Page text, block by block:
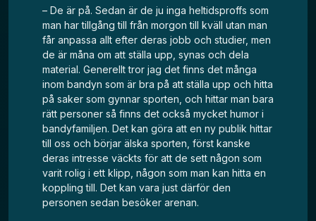
– De är på. Sedan är de ju inga heltidsproffs som
man har tillgång till från morgon till kväll utan man
får anpassa allt efter deras jobb och studier, men
de är måna om att ställa upp, synas och dela
material. Generellt tror jag det finns det många
inom bandyn som är bra på att ställa upp och hitta
på saker som gynnar sporten, och hittar man bara
rätt personer så finns det också mycket humor i
bandyfamiljen. Det kan göra att en ny publik hittar
till oss och börjar älska sporten, först kanske
deras intresse väckts för att de sett någon som
varit rolig i ett klipp, någon som man kan hitta en
koppling till. Det kan vara just därför den
personen sedan besöker arenan.